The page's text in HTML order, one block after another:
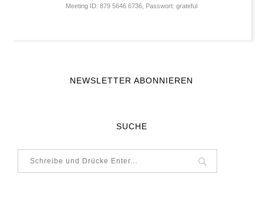
Meeting ID: 879 5646 6736, Passwort: grateful
NEWSLETTER ABONNIEREN
SUCHE